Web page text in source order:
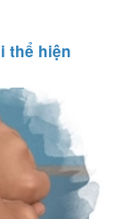
thể hiện